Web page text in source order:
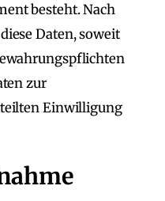
besteht. Nach
Daten, soweit
zur
Einwilligung